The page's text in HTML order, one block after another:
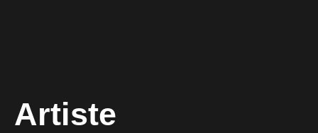
Artiste